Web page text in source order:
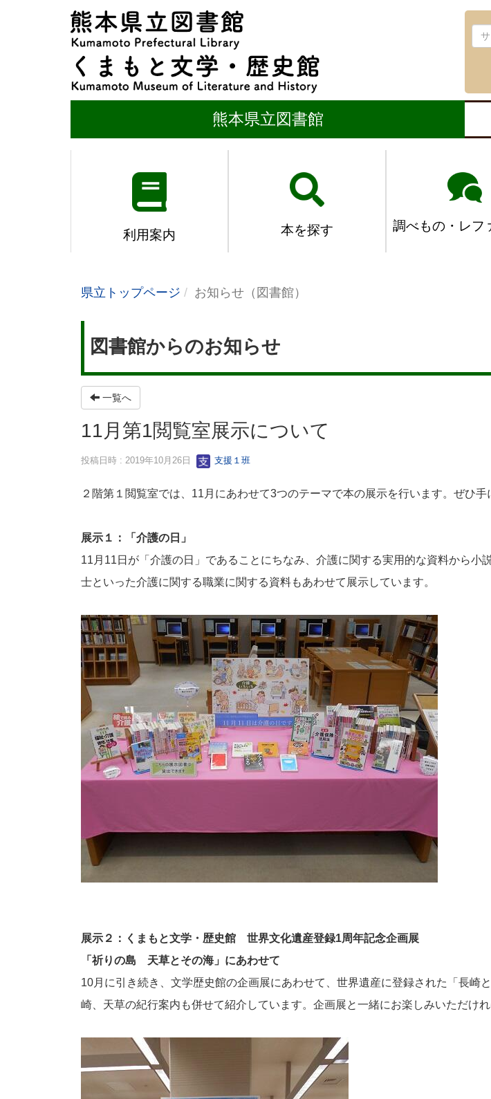
熊本県立図書館
利用案内 本を探す 調べもの・レフ
県立トップページ お知らせ（図書館）
図書館からのお知らせ
一覧へ
11月第1閲覧室展示について
投稿日時 : 2019年10月26日 支援１班
２階第１閲覧室では、11月にあわせて3つのテーマで本の展示を行います。ぜひ
展示１：「介護の日」
11 月 11 日が「介護の日」であることにちなみ、介護に関する実用的な資料から
士といった介護に関する職業に関する資料もあわせて展示しています。
展示２：くまもと文学・歴史館 世界文化遺産登録1周年記念企画展
「祈りの島 天草とその海」にあわせて
10月に引き続き、文学歴史館の企画展にあわせて、世界遺産に登録された「長
崎、天草の紀行案内も併せて紹介しています。企画展と一緒にお楽しみいただけれ